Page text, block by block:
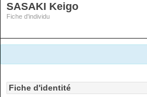
SASAKI Keigo
Fiche d'individu
Fiche d'identité